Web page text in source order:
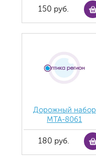
150 руб.
Дорожный набор
MTA-8061
180 руб.